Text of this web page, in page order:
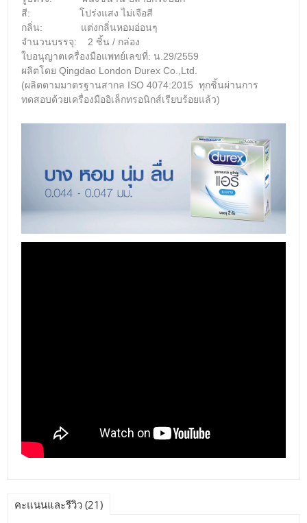
สี: โปร่งแสงไม่เจือสี
กลิ่น: แต่งกลิ่นหอมอ่อนๆ
จำนวนบรรจุ: 2 ชิ้น / กล่อง
ใบอนุญาตเครื่องมือแพทย์เลขที่: น.29/2559
ผลิตโดย Qingdao London Durex Co.,Ltd.
(ผลิตตามมาตรฐานสากล ISO 4074:2015 ทุกชิ้นผ่านการ
ทดสอบด้วยเครื่องมืออิเล็กทรอนิกส์เรียบร้อยแล้ว)
คะแนนและรีวิว (21)